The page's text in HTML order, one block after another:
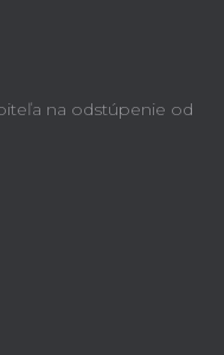
na odstúpenie od